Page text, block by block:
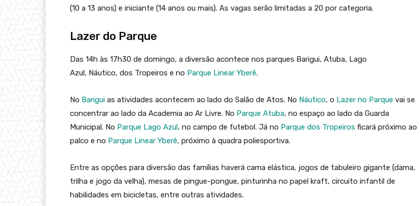
(10 a 13 anos) e iniciante (14 anos ou mais). As vagas serão limitadas a 20 por categoria.
Lazer do Parque
Das 14h às 17h30 de domingo, a diversão acontece nos parques Barigui, Atuba, Lago
Azul, Náutico, dos Tropeiros e no Parque Linear Yberê.
No Barigui as atividades acontecem ao lado do Salão de Atos. No Náutico, o Lazer no Parque vai se
concentrar ao lado da Academia ao Ar Livre. No Parque Atuba, no espaço ao lado da Guarda
Municipal. No Parque Lago Azul, no campo de futebol. Já no Parque dos Tropeiros ficará próximo ao
palco e no Parque Linear Yberê, próximo à quadra poliesportiva.
Entre as opções para diversão das famílias haverá cama elástica, jogos de tabuleiro gigante (dama,
trilha e jogo da velha), mesas de pingue-pongue, pinturinha no papel kraft, circuito infantil de
habilidades em bicicletas, entre outras atividades.